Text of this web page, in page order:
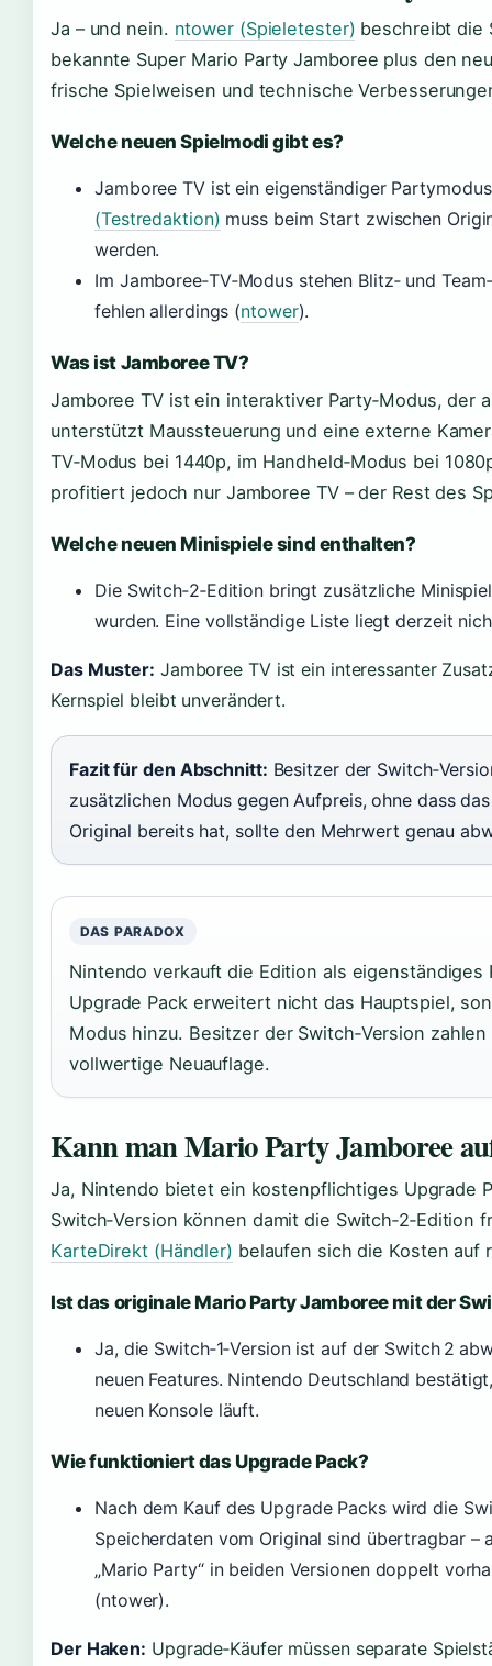
Ja – und nein. ntower (Spieletester) beschreibt die
bekannte Super Mario Party Jamboree plus den
frische Spielweisen und technische
Welche neuen Spielmodi gibt es?
Jamboree TV ist ein eigenständiger
(Testredaktion) muss beim Start zwischen
werden.
Im Jamboree‑TV‑Modus stehen Blitz‑ und
fehlen allerdings (ntower).
Was ist Jamboree TV?
Jamboree TV ist ein interaktiver Party‑Modus, der
unterstützt Maussteuerung und eine externe
TV‑Modus bei 1440p, im Handheld‑Modus bei
profitiert jedoch nur Jamboree TV – der Rest des
Welche neuen Minispiele sind enthalten?
Die Switch‑2‑Edition bringt zusätzliche
wurden. Eine vollständige Liste liegt derzeit
Das Muster: Jamboree TV ist ein interessanter
Kernspiel bleibt unverändert.
Fazit für den Abschnitt: Besitzer der
zusätzlichen Modus gegen Aufpreis, ohne dass
Original bereits hat, sollte den Mehrwert genau
DAS PARADOX
Nintendo verkauft die Edition als
Upgrade Pack erweitert nicht das Hauptspiel,
Modus hinzu. Besitzer der Switch‑Version
vollwertige Neuauflage.
Kann man Mario Party Jamboree
Ja, Nintendo bietet ein kostenpflichtiges Upgrade
Switch‑Version können damit die
KarteDirekt (Händler) belaufen sich die Kosten auf
Ist das originale Mario Party Jamboree mit der
Ja, die Switch‑1‑Version ist auf der Switch 2
neuen Features. Nintendo Deutschland
neuen Konsole läuft.
Wie funktioniert das Upgrade Pack?
Nach dem Kauf des Upgrade Packs wird die
Speicherdaten vom Original sind übertragbar –
„Mario Party“ in beiden Versionen doppelt
(ntower).
Der Haken: Upgrade‑Käufer müssen separate